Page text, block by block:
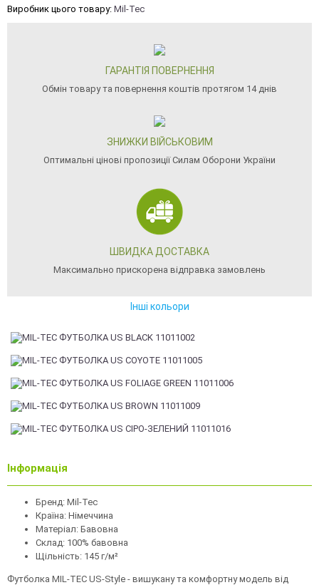
Виробник цього товару: Mil-Tec
ГАРАНТІЯ ПОВЕРНЕННЯ
Обмін товару та повернення коштів протягом 14 днів
ЗНИЖКИ ВІЙСЬКОВИМ
Оптимальні цінові пропозиції Силам Оборони України
ШВИДКА ДОСТАВКА
Максимально прискорена відправка замовлень
Інші кольори
Інформація
Бренд: Mil-Tec
Країна: Німеччина
Матеріал: Бавовна
Склад: 100% бавовна
Щільність: 145 г/м²
Футболка MIL-TEC US-Style - вишукану та комфортну модель від